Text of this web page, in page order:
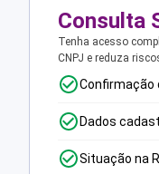
Consulta
Tenha acesso
CNPJ e reduza
Confirmação
Dados
Situação na